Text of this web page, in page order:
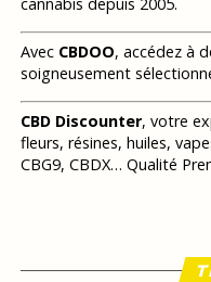
Avec CBDOO, accédez à
soigneusement
CBD Discounter, votre
fleurs, résines, huiles,
CBG9, CBDX… Qualité